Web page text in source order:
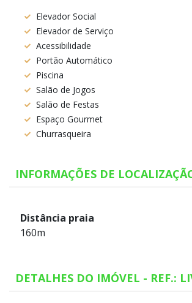
Elevador Social
Elevador de Serviço
Acessibilidade
Portão Automático
Piscina
Salão de Jogos
Salão de Festas
Espaço Gourmet
Churrasqueira
INFORMAÇÕES DE
Distância praia
160m
DETALHES DO IMÓVEL - REF.: